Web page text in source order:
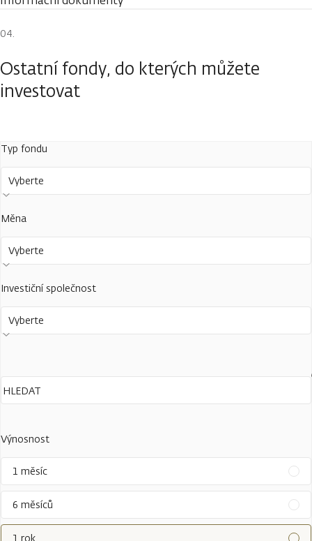
Ostatní fondy, do kterých můžete
investovat
Typ fondu
Vyberte
Měna
Vyberte
Investiční společnost
Vyberte
Výnosnost
1 měsíc
6 měsíců
1 rok